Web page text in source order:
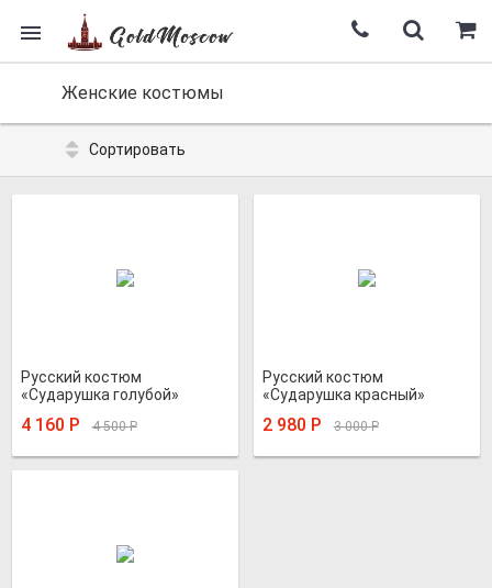
Женские костюмы
Сортировать
Русский костюм
«Сударушка голубой»
4 160 Р 4 500Р
Русский костюм
«Сударушка красный»
2 980 Р 3 000Р